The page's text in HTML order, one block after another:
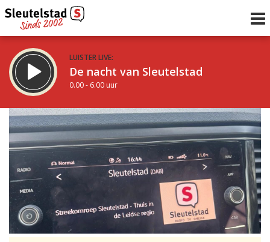
LUISTER LIVE:
De nacht van Sleutelstad
0.00 - 6.00 uur
STRAKS:
De ochtend van Sleutelstad
6.00 - 12.00 uur
Vorig uur
uur 1 van 0 Volgend uur